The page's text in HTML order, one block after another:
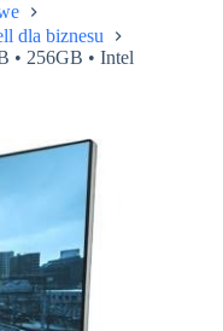
dla biznesu
• 256GB • Intel